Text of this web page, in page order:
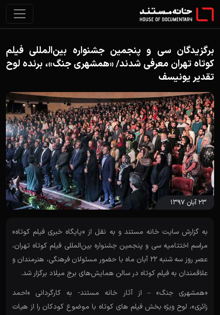
برگزیدگان سی و پنجمین جشنواره بین‌المللی فیلم
کوتاه تهران معرفی شدند/ «همشهری جنگ»، برنده لوح
تقدیر یونیسف
۲۳ آبان ۱۳۹۷
به گزارش سایت خانه مستند و به نقل از «پایگاه خبری فیلم کوتاه»
مراسم اختتامیه سی و پنجمین جشنواره بین‌المللی فیلم کوتاه تهران،
عصر روز سه شنبه ۲۲ آبان ماه با حضور مسئولان فرهنگی، هنرمندان و
علاقمندان به فیلم کوتاه در سالن همایش‌های برج میلاد برگزار شد.
«همشهری جنگ» – از آثار خانه مستند- به کارگردانی «احمد
زائری»، لوح ویژه بخش فیلم های کوتاه با موضوع کودکان را از هیات